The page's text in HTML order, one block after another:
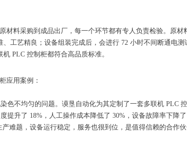
料采购到成品出厂，每一个环节都有专人负责检验。原材
工艺精良；设备组装完成后，会进行 72 小时不间断通电
PLC 控制柜都符合高品质标准。
应用案例：
不均匀的问题。谟垦自动化为其定制了一套多联机 PLC
升了 18%，人工操作成本降低了 30%，设备故障率下降
难题，设备运行稳定，服务也很到位，是值得信赖的合作